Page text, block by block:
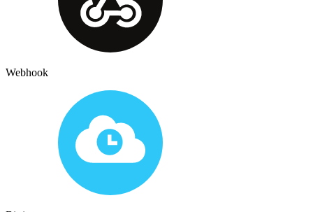
Webhook